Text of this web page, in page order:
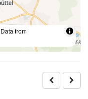
Data from